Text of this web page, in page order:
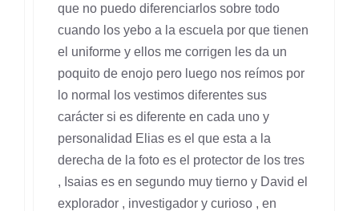
que no puedo diferenciarlos sobre todo
cuando los yebo a la escuela por que tienen
el uniforme y ellos me corrigen les da un
poquito de enojo pero luego nos reímos por
lo normal los vestimos diferentes sus
carácter si es diferente en cada uno y
personalidad Elias es el que esta a la
derecha de la foto es el protector de los tres
, Isaias es en segundo muy tierno y David el
explorador , investigador y curioso , en